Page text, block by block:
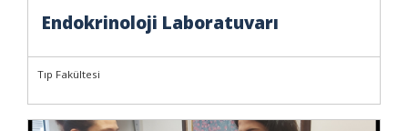
Endokrinoloji Laboratuvarı
Tıp Fakültesi